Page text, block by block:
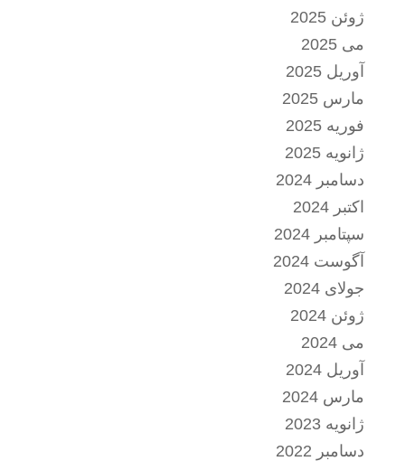
ژوئن 2025
می 2025
آوریل 2025
مارس 2025
فوریه 2025
ژانویه 2025
دسامبر 2024
اکتبر 2024
سپتامبر 2024
آگوست 2024
جولای 2024
ژوئن 2024
می 2024
آوریل 2024
مارس 2024
ژانویه 2023
دسامبر 2022